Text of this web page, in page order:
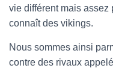
vie différent mais
connaît des vikings.
Nous sommes ainsi
contre des rivaux